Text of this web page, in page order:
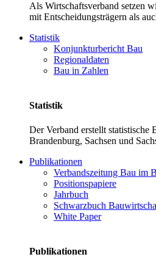
Als Wirtschaftsverband setzen
mit Entscheidungsträgern als
Statistik
Konjunkturbericht Bau
Regionaldaten
Bau in Zahlen
Statistik
Der Verband erstellt
Brandenburg, Sachsen und
Publikationen
Verbandszeitung Bau im
Positionspapiere
Jahrbuch
Schwarzbuch
White Paper
Publikationen